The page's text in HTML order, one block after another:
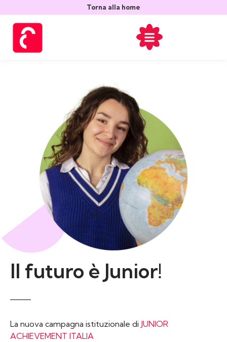
Torna alla home
Il futuro è Junior!
La nuova campagna istituzionale di JUNIOR
ACHIEVEMENT ITALIA